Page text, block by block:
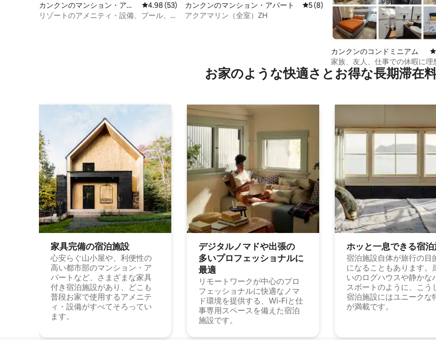
カンクンのマンション・アパ
ート
レビュー53件、5つ星中4.98つ星の平均評価
4.98 (53)
リゾートのアメニティ・設備、プール、
カンクンのマンション・アパート レビュー8件、5つ星中5つ星の平均評価
5 (8)
アクアマリン（全室）ZH
カンクンのコンドミニアム
家族、友人、仕事での休暇に理
イート
お家のような快⁠適⁠さ⁠とお⁠得⁠な長⁠期⁠滞⁠在
家具完備の宿⁠泊⁠施⁠設
心安らぐ山小屋や、利便性の
高い都市部のマンション・ア
パートなど、さまざまな家具
付き宿泊施設があり、どこも
普段お家で使用するアメニテ
ィ・設備がすべてそろってい
ます。
デジタルノマドや出⁠張⁠の
多⁠いプ⁠ロ⁠フ⁠ェ⁠ッ⁠シ⁠ョ⁠ナ⁠ル⁠に
最⁠適
リモートワークが中心のプロ
フェッショナルに快適なノマ
ド環境を提供する、Wi-Fiと仕
事専用スペースを備えた宿泊
施設です。
ホッと一⁠息⁠で⁠き⁠る宿⁠
宿泊施設自体が旅行の目
になることもあります。
いのログハウスや静かな
スボートのように、こう
宿泊施設にはユニークな
が満載です。